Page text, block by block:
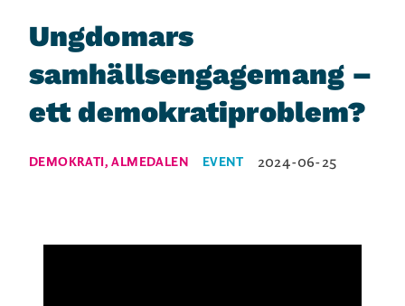
Ungdomars
samhällsengagemang –
ett demokratiproblem?
DEMOKRATI,ALMEDALEN EVENT 2024-06-25